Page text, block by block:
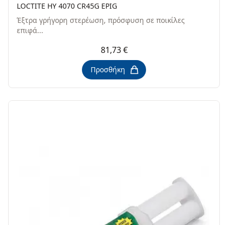
LOCTITE HY 4070 CR45G EPIG
Έξτρα γρήγορη στερέωση, πρόσφυση σε ποικίλες
επιφά...
81,73 €
Προσθήκη